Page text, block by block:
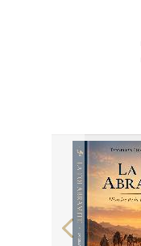
Previous